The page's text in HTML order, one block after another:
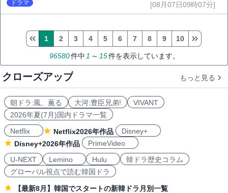
ドラマ [08月07日09時07分]
96580件中 1 ～ 15件を表示しています。
1 2 3 4 5 6 7 8 9 10
クローズアップ もっと見る
朝ドラ:風、薫る 大河:豊臣兄弟!
VIVANT
2026年夏(7月)国内ドラマ一覧
Netflix
Netflix2026年作品
Disney+
Disney+2026年作品
PrimeVideo
U-NEXT
Lemino Hulu
韓ドラ歴史コラム
グローバル視点で読む韓国ドラ
【最新8月】韓国でスタートの新韓ドラ月別一覧